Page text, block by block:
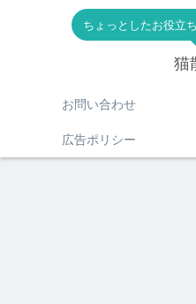
ちょっとしたお役立
猫
お問い合わせ
広告ポリシー